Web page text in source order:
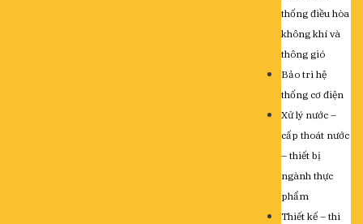
thống điều hòa
không khí và
thông gió
Bảo trì hệ
thống cơ điện
Xử lý nước –
cấp thoát nước
– thiết bị
ngành thực
phẩm
Thiết kế – thi